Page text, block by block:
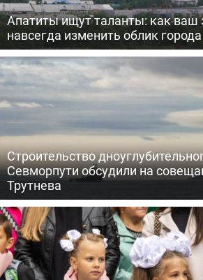
Апатиты ищут таланты: как ваш
навсегда изменить облик
Строительство
Севморпути обсудили на
Трутнева